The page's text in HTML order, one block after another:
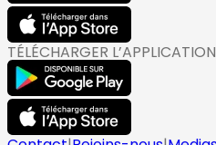
TÉLÉCHARGER